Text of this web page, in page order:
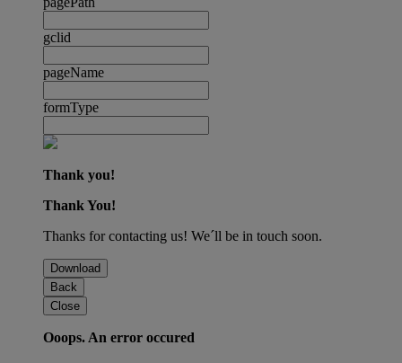
gclid
pageName
formType
Thank you!
Thank You!
Thanks for contacting us! We´ll be in touch soon.
Download
Back
Close
Ooops. An error occured